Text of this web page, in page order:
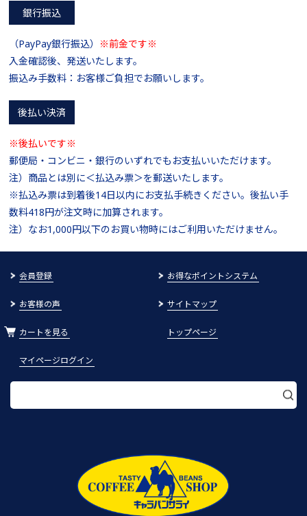
銀行振込
（PayPay銀行振込） ※前金です※
入金確認後、発送いたします。
振込み手数料：お客様ご負担でお願いします。
後払い決済
※後払いです※
郵便局・コンビニ・銀行のいずれでもお支払いいただけます。
注）商品とは別に＜払込み票＞を郵送いたします。
※払込み票は到着後14日以内にお支払手続きください。後払い手
数料418円が注文時に加算されます。
注）なお1,000円以下のお買い物時にはご利用いただけません。
会員登録 お得なポイントシステム
お客様の声 サイトマップ
カートを見る トップページ
マイページログイン